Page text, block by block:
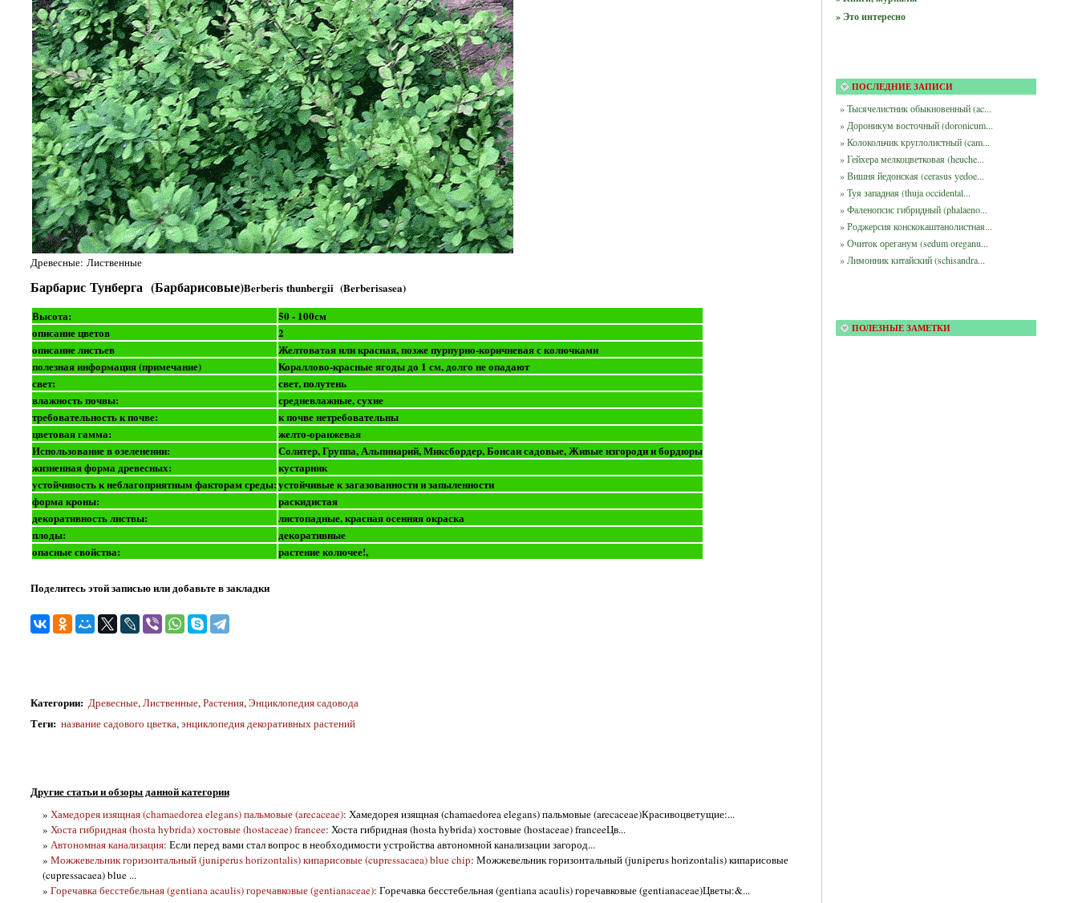
Древесные: Лиственные
Барбарис Тунберга (Барбарисовые)Berberis thunbergii (Berberisasea)
Высота:
50 - 100см
описание цветов
2
описание листьев
Желтоватая или красная, позже пурпурно-коричневая с колючками
полезная информация (примечание)
Кораллово-красные ягоды до 1 см, долго не опадают
свет:
свет, полутень
влажность почвы:
средневлажные, сухие
требовательность к почве:
к почве нетребовательны
цветовая гамма:
желто-оранжевая
Использование в озеленении:
Солитер, Группа, Альпинарий, Миксбордер, Бонсаи садовые, Живые изгороди и бордюры
жизненная форма древесных:
кустарник
устойчивость к неблагоприятным факторам среды:устойчивые к загазованности и запыленности
форма кроны:
раскидистая
декоративность листвы:
листопадные, красная осенняя окраска
плоды:
декоративные
опасные свойства:
растение колючее!,
Поделитесь этой записью или добавьте в закладки
Категории: Древесные,Лиственные,Растения,Энциклопедия садовода
Теги: название садового цветка,энциклопедия декоративных растений
Другие статьи и обзоры данной категории
» Хамедорея изящная (chamaedorea elegans) пальмовые (arecaceae): Хамедорея изящная (chamaedorea elegans) пальмовые (arecaceae)Красивоцветущие:...
» Хоста гибридная (hosta hybrida) хостовые (hostaceae) francee: Хоста гибридная (hosta hybrida) хостовые (hostaceae) franceeЦв...
» Автономная канализация: Если перед вами стал вопрос в необходимости устройства автономной канализации загород...
» Можжевельник горизонтальный (juniperus horizontalis) кипарисовые (cupressacaea) blue chip: Можжевельник горизонтальный (juniperus horizontalis) кипарисовые
(cupressacaea) blue ...
» Горечавка бесстебельная (gentiana acaulis) горечавковые (gentianaceae): Горечавка бесстебельная (gentiana acaulis) горечавковые (gentianaceae)Цветы:&...
» Это интересно
ПОСЛЕДНИЕ ЗАПИСИ
» Тысячелистник обыкновенный (ac...
» Дороникум восточный (doronicum...
» Колокольчик круглолистный (cam...
» Гейхера мелкоцветковая (heuche...
» Вишня йедонская (cerasus yedoe...
» Туя западная (thuja occidental...
» Фаленопсис гибридный (phalaeno...
» Роджерсия конскокаштанолистная...
» Очиток ореганум (sedum oreganu...
» Лимонник китайский (schisandra...
ПОЛЕЗНЫЕ ЗАМЕТКИ